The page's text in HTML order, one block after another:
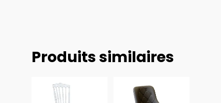
Produits similaires